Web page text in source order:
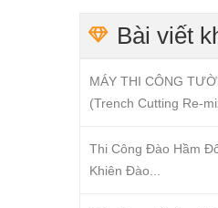
Bài viết
MÁY THI CÔNG
(Trench Cutting Re-
Thi Công Đào Hầm
Khiên Đào...